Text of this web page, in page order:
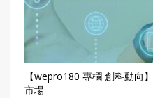
【wepro180 專欄 創科動向
市場